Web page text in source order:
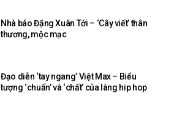
Nhà báo Đặng Xuân Tới – ‘Cây viết’ thân
thương, mộc mạc
Đạo diễn ‘tay ngang’ Việt Max – Biểu
tượng ‘chuẩn’ và ‘chất’ của làng hip hop